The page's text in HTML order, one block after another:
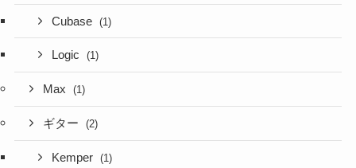
Cubase (1)
Logic (1)
Max (1)
ギター (2)
Kemper (1)